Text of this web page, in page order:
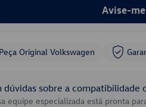
Avise-
Peça Original Volkswagen
dúvidas sobre a compatibilidade
equipe especializada está pronta